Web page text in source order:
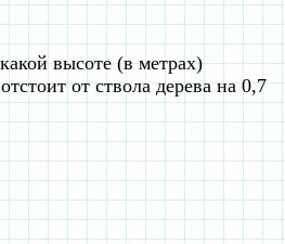
высоте (в метрах)
от ствола дерева на 0,7